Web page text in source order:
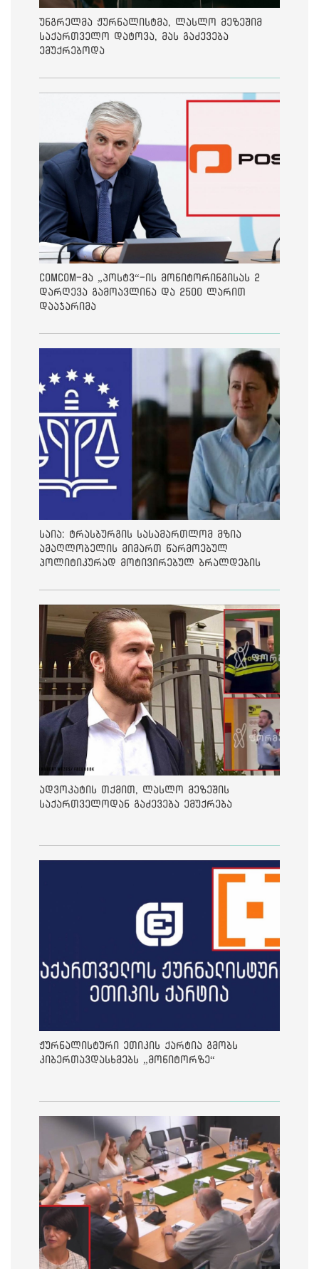
უნგრელმა ჟურნალისტმა, ლასლო მეზეშიმ
საქართველო დატოვა, მას გაძევება
ემუქრებოდა
ComCom-მა „პოსტვ“-ის მონიტორინგისას 2
დარღევა გამოავლინა და 2500 ლარით
დააჯარიმა
საია: ტრასბურგის სასამართლომ მზია
ამაღლობელის მიმართ წარმოებულ
პოლიტიკურად მოტივირებულ ბრალდების
ადვოკატის თქმით, ლასლო მეზეშის
საქართველოდან გაძევება ემუქრება
ჟურნალისტური ეთიკის ქარტია გმობს
კიბერთავდასხმებს „მონიტორზე“